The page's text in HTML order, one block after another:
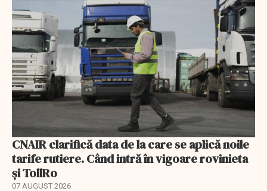
CNAIR clarifică data de la care se aplică noile
tarife rutiere. Când intră în vigoare rovinieta
și TollRo
07 AUGUST 2026